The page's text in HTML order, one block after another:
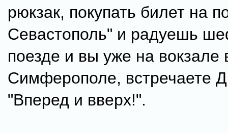
рюкзак, покупать билет на
Севастополь" и радуешь
поезде и вы уже на вокзале
Симферополе, встречаете
"Вперед и вверх!".